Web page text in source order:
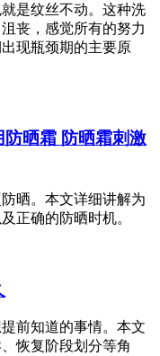
是纹丝不动。这种洗
丧，感觉所有的努力
现瓶颈期的主要原
晒霜 防晒霜刺激
晒。本文详细讲解为
正确的防晒时机。
前知道的事情。本文
恢复阶段划分等角